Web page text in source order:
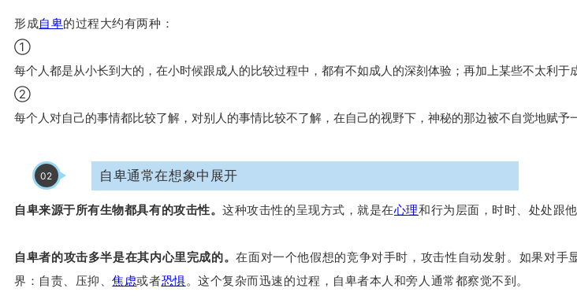
形成自卑的过程大约有两种：
①
每个人都是从小长到大的，在小时候跟成人的比较过程中，都有不如成人的深刻体验；再加上某些不太利于
②
每个人对自己的事情都比较了解，对别人的事情比较不了解，在自己的视野下，神秘的那边被不自觉地赋予
02 自卑通常在想象中展开
自卑来源于所有生物都具有的攻击性。这种攻击性的呈现方式，就是在心理和行为层面，时时、处处跟
自卑者的攻击多半是在其内心里完成的。在面对一个他假想的竞争对手时，攻击性自动发射。如果对
界：自责、压抑、焦虑或者恐惧。这个复杂而迅速的过程，自卑者本人和旁人通常都察觉不到。